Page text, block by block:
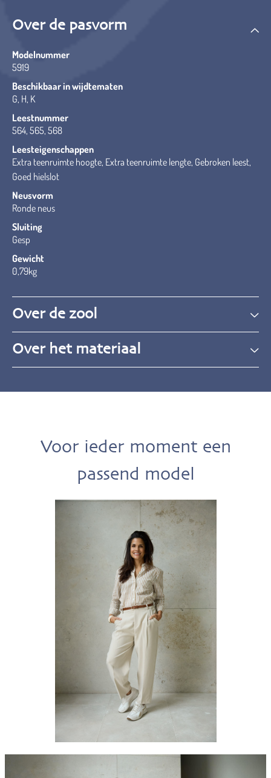
Over de pasvorm
Modelnummer
5919
Beschikbaar in wijdtematen
G, H, K
Leestnummer
564, 565, 568
Leesteigenschappen
Extra teenruimte hoogte, Extra teenruimte lengte, Gebroken leest,
Goed hielslot
Neusvorm
Ronde neus
Sluiting
Gesp
Gewicht
0,79kg
Over de zool
Over het materiaal
Voor ieder moment een
passend model